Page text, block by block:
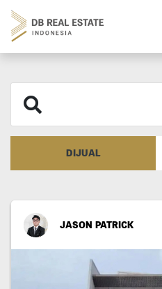
DIJUAL
JASON PATRICK